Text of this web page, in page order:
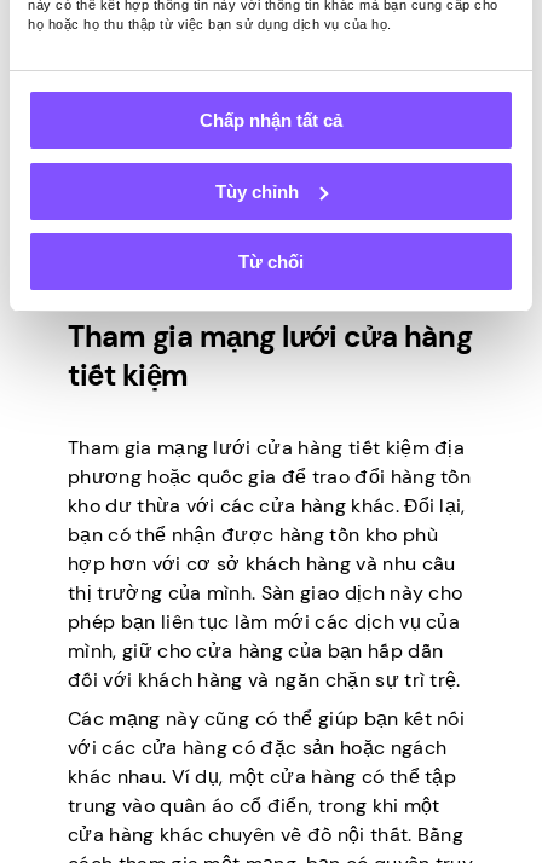
này có thể kết hợp thông tin này với thông tin khác mà bạn cung cấp cho
họ hoặc họ thu thập từ việc bạn sử dụng dịch vụ của họ.
Chấp nhận tất cả
Tùy chỉnh
Từ chối
họ nhận được một tỷ lệ phần trăm giá bán
Sắp xếp ký gửi tạo cơ hội hợp tác và xây
dựng mối quan hệ với các cá nhân địa
phương, những người có các mặt hàng
quan hệ đối tác đôi bên cùng có lợi, bạn có
thể xây dựng một mạng lưới người gửi
hàng liên tục cung cấp hàng tồn kho mới.
Tham gia mạng lưới cửa hàng
tiết kiệm
Tham gia mạng lưới cửa hàng tiết kiệm địa
phương hoặc quốc gia để trao đổi hàng tồn
kho dư thừa với các cửa hàng khác. Đổi lại,
bạn có thể nhận được hàng tồn kho phù
hợp hơn với cơ sở khách hàng và nhu cầu
thị trường của mình. Sàn giao dịch này cho
phép bạn liên tục làm mới các dịch vụ của
mình, giữ cho cửa hàng của bạn hấp dẫn
đối với khách hàng và ngăn chặn sự trì trệ.
Các mạng này cũng có thể giúp bạn kết nối
với các cửa hàng có đặc sản hoặc ngách
khác nhau. Ví dụ, một cửa hàng có thể tập
trung vào quần áo cổ điển, trong khi một
cửa hàng khác chuyên về đồ nội thất. Bằng